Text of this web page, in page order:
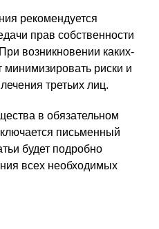
рекомендуется
прав собственности
возникновении каких-
минимизировать риски и
третьих лиц.
в обязательном
письменный
будет подробно
всех необходимых